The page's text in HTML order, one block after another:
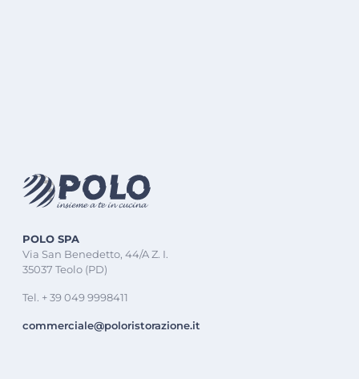
POLO SPA
Via San Benedetto, 44/A Z. I.
35037 Teolo (PD)
Tel. + 39 049 9998411
commerciale@poloristorazione.it